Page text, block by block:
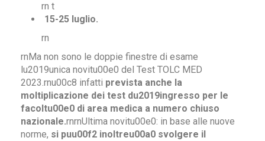
rn t
15-25 luglio.
rn
rnMa non sono le doppie finestre di esame
lu2019unica novitu00e0 del Test TOLC MED
2023.rnu00c8 infatti prevista anche la
moltiplicazione dei test du2019ingresso per le
facoltu00e0 di area medica a numero chiuso
nazionale.rnrnUltima novitu00e0: in base alle nuove
norme, si puu00f2 inoltreu00a0 svolgere il